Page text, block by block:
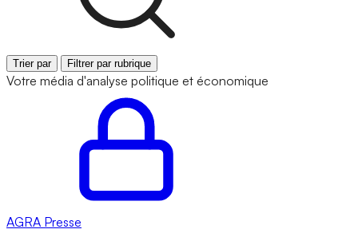
Trier par Filtrer par rubrique
Votre média d'analyse politique et économique
AGRA Presse